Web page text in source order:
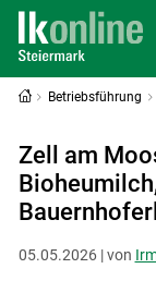
Betriebsführung
Zell am
05.05.2026 | von